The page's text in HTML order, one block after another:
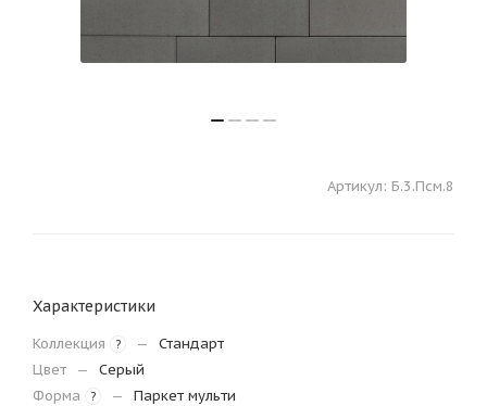
Артикул: Б.3.Псм.8
Характеристики
Коллекция ? —
Стандарт
Цвет
—
Серый
Форма
? —
Паркет мульти